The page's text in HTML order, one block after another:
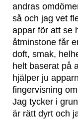
andras
så och jag vet
appar för att se
åtminstone får
doft, smak,
helt baserat på
hjälper ju
fingervisning
Jag tycker i
är rätt dyrt och